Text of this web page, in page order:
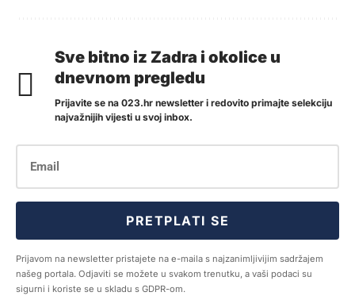
Sve bitno iz Zadra i okolice u
dnevnom pregledu
Prijavite se na 023.hr newsletter i redovito primajte selekciju
najvažnijih vijesti u svoj inbox.
PRETPLATI SE
Prijavom na newsletter pristajete na e-maila s najzanimljivijim sadržajem
našeg portala. Odjaviti se možete u svakom trenutku, a vaši podaci su
sigurni i koriste se u skladu s GDPR-om.